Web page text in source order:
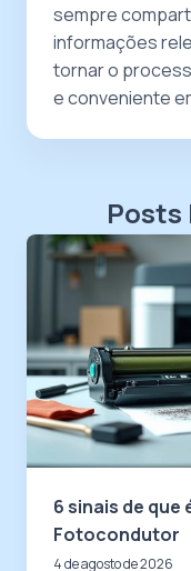
sempre
informações
tornar o
e conveniente
Posts
6 sinais de
Fotocondutor
4 de agosto de 2026